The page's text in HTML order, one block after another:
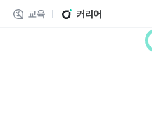
교육 커리어